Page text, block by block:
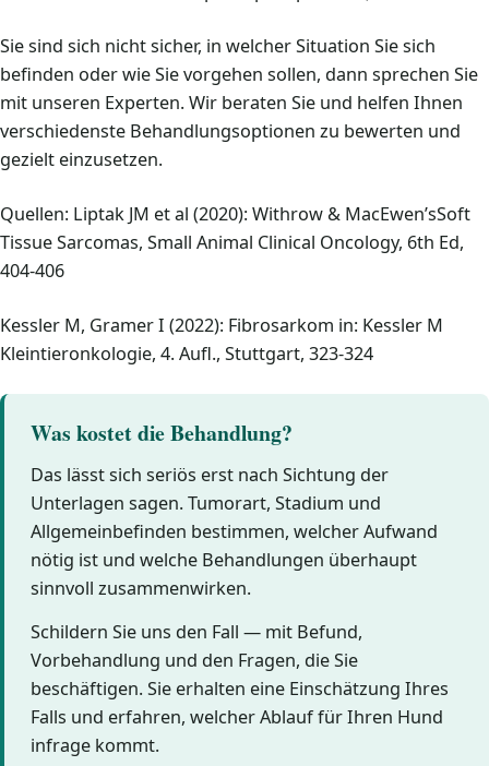
Sie sind sich nicht sicher, in welcher Situation Sie sich
befinden oder wie Sie vorgehen sollen, dann sprechen Sie
mit unseren Experten. Wir beraten Sie und helfen Ihnen
verschiedenste Behandlungsoptionen zu bewerten und
gezielt einzusetzen.
Quellen: Liptak JM et al (2020): Withrow & MacEwen’sSoft
Tissue Sarcomas, Small Animal Clinical Oncology, 6th Ed,
404-406
Kessler M, Gramer I (2022): Fibrosarkom in: Kessler M
Kleintieronkologie, 4. Aufl., Stuttgart, 323-324
Was kostet die Behandlung?
Das lässt sich seriös erst nach Sichtung der
Unterlagen sagen. Tumorart, Stadium und
Allgemeinbefinden bestimmen, welcher Aufwand
nötig ist und welche Behandlungen überhaupt
sinnvoll zusammenwirken.
Schildern Sie uns den Fall — mit Befund,
Vorbehandlung und den Fragen, die Sie
beschäftigen. Sie erhalten eine Einschätzung Ihres
Falls und erfahren, welcher Ablauf für Ihren Hund
infrage kommt.